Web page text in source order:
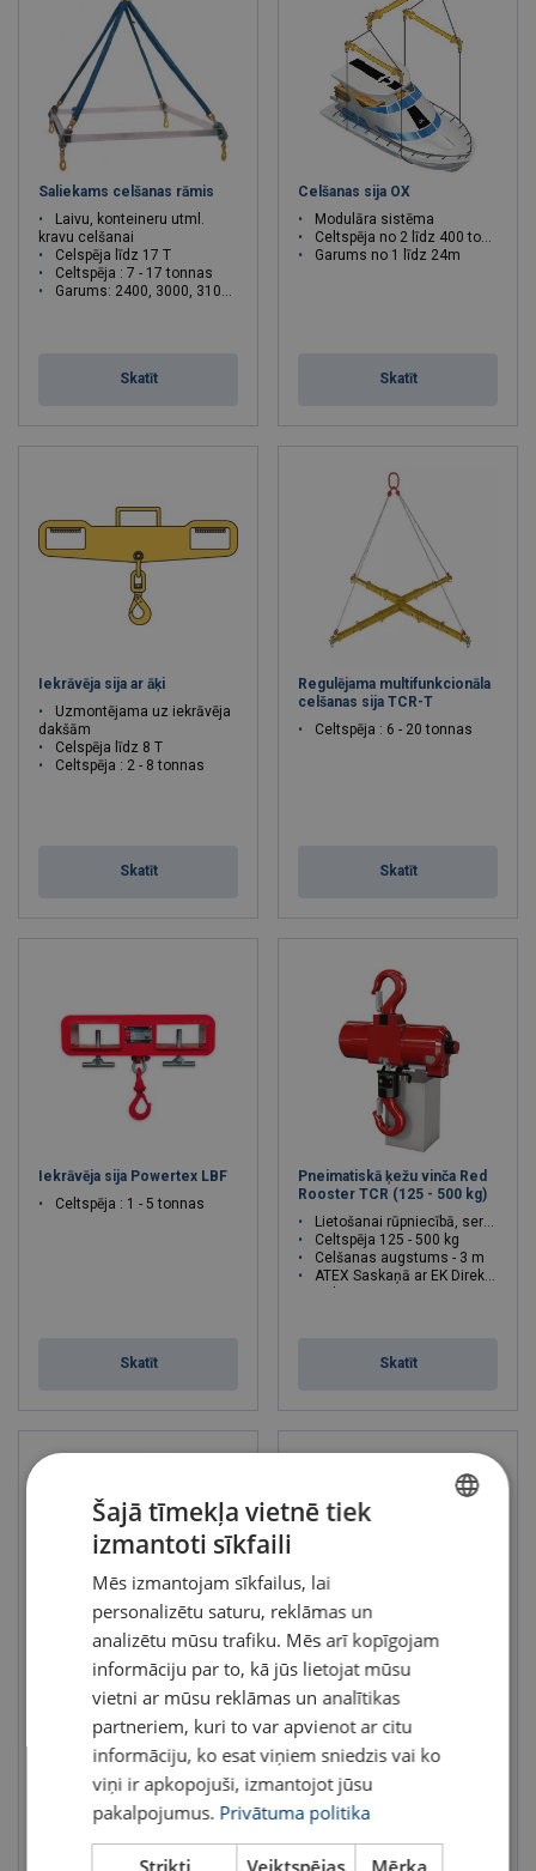
Saliekams celšanas rāmis
Laivu, konteineru utml.
kravu celšanai
Celspēja līdz 17 T
Celtspēja : 7 - 17 tonnas
Garums: 2400, 3000, 3100 mm
Skatīt
Celšanas sija OX
Modulāra sistēma
Celtspēja no 2 līdz 400 tonnām
Garums no 1 līdz 24m
Skatīt
Iekrāvēja sija ar āķi
Uzmontējama uz iekrāvēja
dakšām
Celspēja līdz 8 T
Celtspēja : 2 - 8 tonnas
Skatīt
Regulējama multifunkcionāla
celšanas sija TCR-T
Celtspēja : 6 - 20 tonnas
Skatīt
Iekrāvēja sija Powertex LBF
Celtspēja : 1 - 5 tonnas
Skatīt
Pneimatiskā ķežu vinča Red
Rooster TCR (125 - 500 kg)
Lietošanai rūpniecībā, servisā
Celtspēja 125 - 500 kg
Celšanas augstums - 3 m
ATEX Saskaņā ar EK Direktīvu
Skatīt
Pneimatiskā ķēžu vinča Red
Lietošanai smagā rūpniecībā
Celtspēja 250 - 2 000 kg
ATEX Saskaņā ar EK Direktīvu
Celtspēja : 0.25 - 2 tonnas
Pneimatiskā Ķežu Vinča Red
Rooster TCR Zema korpusa
(500 - 2.000 kg)
Lietošanai vietās, kur ir
ierobežots augstums
ATEX Saskaņā ar EK Direktīvu
Celtspēja : 0.5 - 2 tonnas
Skatīt
ENGLISH TRANSLATION
Šajā tīmekļa vietnē tiek
izmantoti sīkfaili
Mēs izmantojam sīkfailus, lai
personalizētu saturu, reklāmas un
analizētu mūsu trafiku. Mēs arī kopīgojam
informāciju par to, kā jūs lietojat mūsu
vietni ar mūsu reklāmas un analītikas
partneriem, kuri to var apvienot ar citu
informāciju, ko esat viņiem sniedzis vai ko
viņi ir apkopojuši, izmantojot jūsu
pakalpojumus. Privātuma politika
Strikti Veiktspējas Mērķa